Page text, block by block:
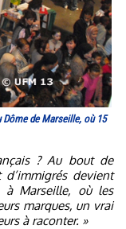
de Marseille, où 15
? Au bout de
devient
à Marseille, où les
marques, un vrai
à raconter. »